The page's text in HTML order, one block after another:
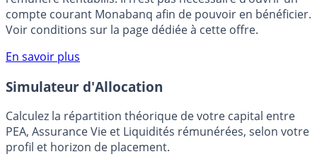
votre épargne, auprès de Monabanq, via le compte
rémunéré Rentabilis. Il n’est pas nécessaire d’ouvrir un
Voir conditions sur la page dédiée à cette offre.
En savoir plus
Simulateur d'Allocation
Calculez la répartition théorique de votre capital entre